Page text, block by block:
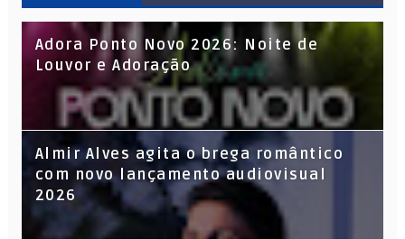
Adora Ponto Novo 2026: Noite de
Louvor e Adoração
Almir Alves agita o brega romântico
com novo lançamento audiovisual
2026